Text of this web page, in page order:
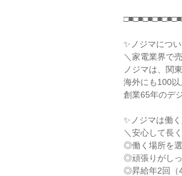
✨ノジマについ
＼家電業界で
ノジマは、関
海外にも100以
創業65年のデ
✨ノジマは働
＼安心して長
◎働く場所を選
◎頑張りがしっ
◎昇給年2回（